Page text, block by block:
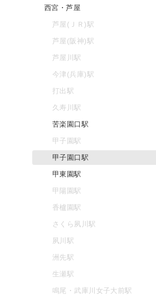
西宮・芦屋
芦屋(ＪＲ)駅
芦屋(阪神)駅
芦屋川駅
今津(兵庫)駅
打出駅
久寿川駅
苦楽園口駅
甲子園駅
甲子園口駅
甲東園駅
甲陽園駅
香櫨園駅
さくら夙川駅
夙川駅
洲先駅
生瀬駅
鳴尾・武庫川女子大前駅